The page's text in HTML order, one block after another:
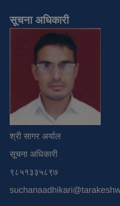
सूचना अधिकारी
श्री सागर अर्याल
सूचना अधिकारी
९८५१३३५८९७